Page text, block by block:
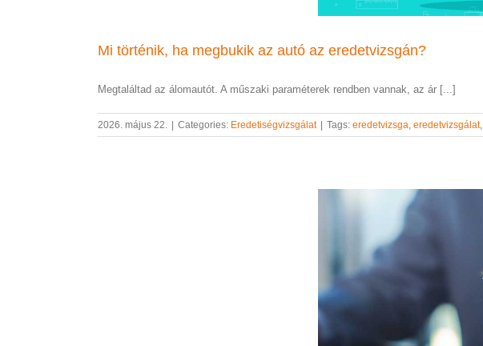
Mi történik, ha megbukik az autó az eredetvizsgán?
Megtaláltad az álomautót. A műszaki paraméterek rendben vannak, az ár [...]
2026. május 22. Categories: Eredetiségvizsgálat Tags: eredetvizsga, eredetvizsgálat,